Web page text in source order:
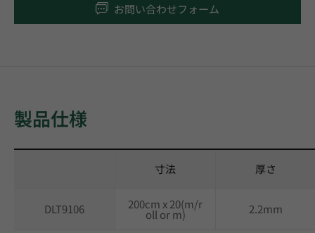
お問い合わせフォーム
製品仕様
寸法 厚さ
DLT9106 200cm x 20(m/r
oll or m) 2.2mm